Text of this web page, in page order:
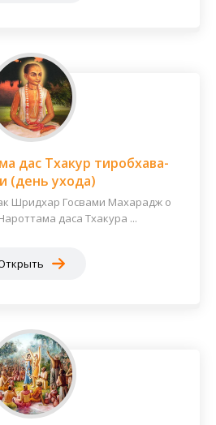
дас Тхакур тиробхава-
(день ухода)
Шридхар Госвами Махарадж о
даса Тхакура ...